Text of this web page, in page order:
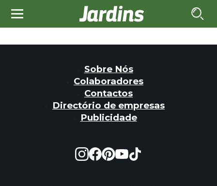
Sobre Nós
Colaboradores
Contactos
Directório de empresas
Publicidade